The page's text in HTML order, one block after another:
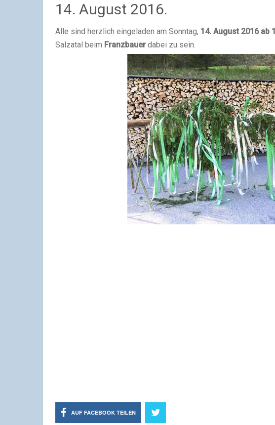
14. August 2016.
Alle sind herzlich eingeladen am Sonntag, 14. August 2016 ab
Salzatal beim Franzbauer dabei zu sein.
AUF FACEBOOK TEILEN